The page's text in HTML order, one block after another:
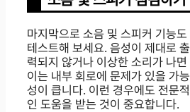
마지막으로 소음 및 스피커 기능도
테스트해 보세요. 음성이 제대로 출
력되지 않거나 이상한 소리가 나면
이는 내부 회로에 문제가 있을 가능
성이 큽니다. 이런 경우에도 전문적
인 도움을 받는 것이 중요합니다.